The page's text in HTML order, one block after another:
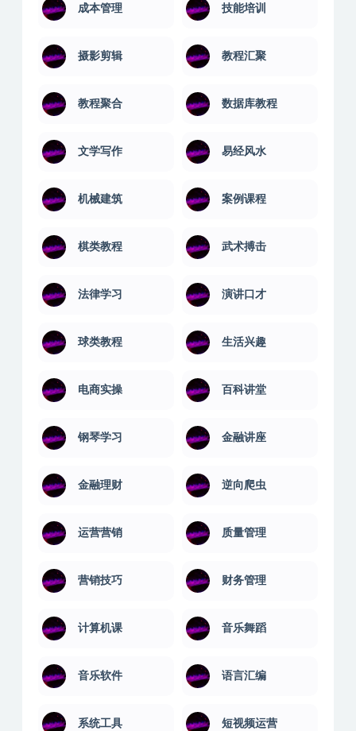
成本管理 技能培训
摄影剪辑 教程汇聚
教程聚合 数据库教程
文学写作 易经风水
机械建筑 案例课程
棋类教程 武术搏击
法律学习 演讲口才
球类教程 生活兴趣
电商实操 百科讲堂
钢琴学习 金融讲座
金融理财 逆向爬虫
运营营销 质量管理
营销技巧 财务管理
计算机课 音乐舞蹈
音乐软件 语言汇编
系统工具 短视频运营